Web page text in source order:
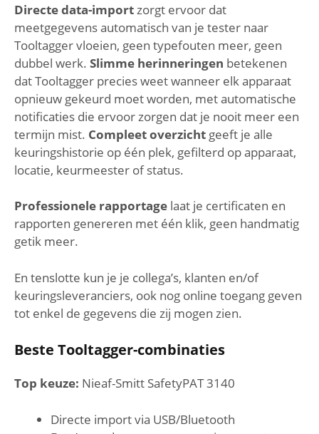
Directe data-import zorgt ervoor dat
meetgegevens automatisch van je tester naar
Tooltagger vloeien, geen typefouten meer, geen
dubbel werk. Slimme herinneringen betekenen
dat Tooltagger precies weet wanneer elk apparaat
opnieuw gekeurd moet worden, met automatische
notificaties die ervoor zorgen dat je nooit meer een
termijn mist. Compleet overzicht geeft je alle
keuringshistorie op één plek, gefilterd op apparaat,
locatie, keurmeester of status.
Professionele rapportage laat je certificaten en
rapporten genereren met één klik, geen handmatig
getik meer.
En tenslotte kun je je collega’s, klanten en/of
keuringsleveranciers, ook nog online toegang geven
tot enkel de gegevens die zij mogen zien.
Beste Tooltagger-combinaties
Top keuze: Nieaf-Smitt SafetyPAT 3140
Directe import via USB/Bluetooth